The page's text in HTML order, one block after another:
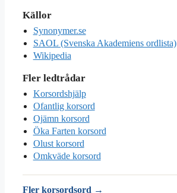
Källor
Synonymer.se
SAOL (Svenska Akademiens ordlista)
Wikipedia
Fler ledtrådar
Korsordshjälp
Ofantlig korsord
Ojämn korsord
Öka Farten korsord
Olust korsord
Omkväde korsord
Fler korsordsord →